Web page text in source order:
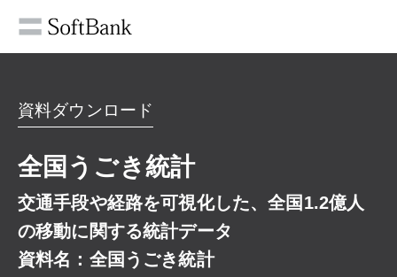
資料ダウンロード
全国うごき統計
交通手段や経路を可視化した、全国1.2億人
の移動に関する統計データ
資料名：全国うごき統計